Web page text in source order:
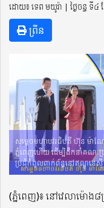
ដោយ៖ ទេព មយូរ៉ា ​​ | ថ្ងៃចន្ទ ទី៤
ព្រីន
សម្តេចមហាបវរធិបតី ហ៊ុន ម៉ាណ
ភ្នំពេញហើយ ដើម្បីដឹកនាំគណៈ
ប្រជុំកំពូលពាក់ព័ន្ធនៅឥណ្ឌូនេស៊ី
(ភ្នំពេញ)៖ នៅវេលាម៉ោង៨